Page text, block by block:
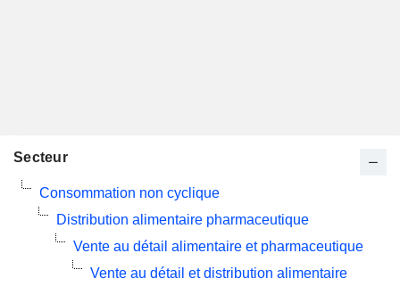
Secteur
Consommation non cyclique
Distribution alimentaire pharmaceutique
Vente au détail alimentaire et pharmaceutique
Vente au détail et distribution alimentaire